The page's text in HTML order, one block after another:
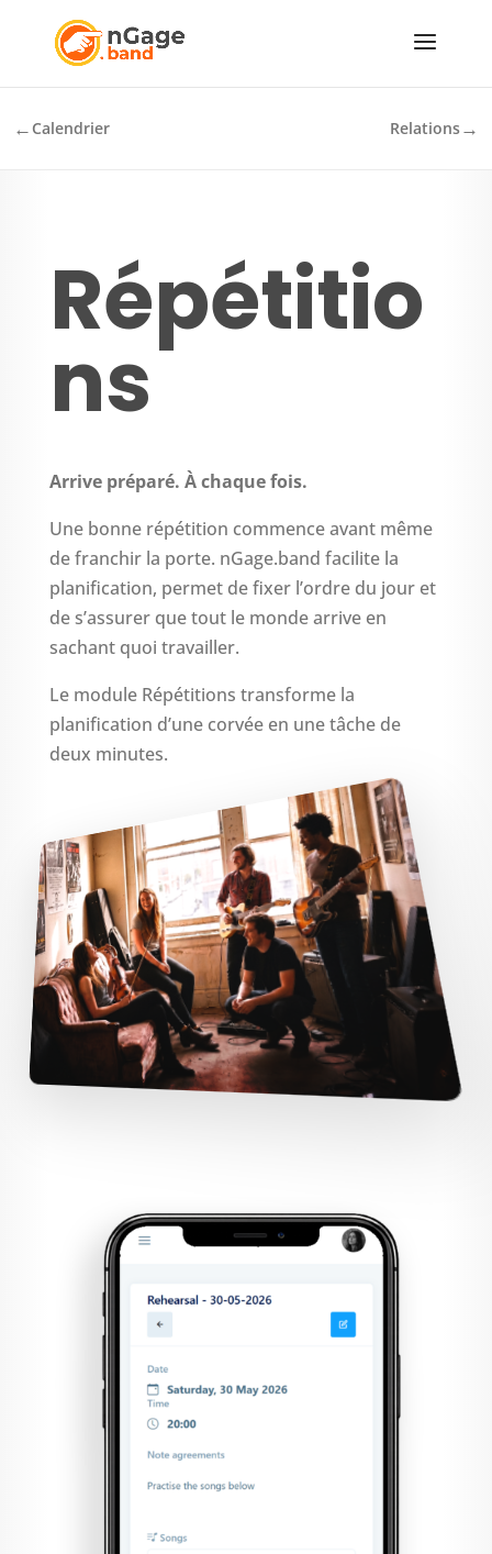
← Calendrier Relations→
Répétitio
ns
Arrive préparé. À chaque fois.
Une bonne répétition commence avant même
de franchir la porte. nGage.band facilite la
planification, permet de fixer l’ordre du jour et
de s’assurer que tout le monde arrive en
sachant quoi travailler.
Le module Répétitions transforme la
planification d’une corvée en une tâche de
deux minutes.